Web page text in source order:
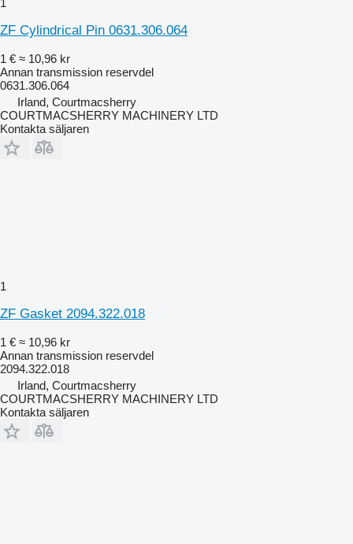
ZF Cylindrical Pin 0631.306.064
1 € ≈ 10,96 kr
Annan transmission reservdel
0631.306.064
Irland, Courtmacsherry
COURTMACSHERRY MACHINERY LTD
Kontakta säljaren
1
ZF Gasket 2094.322.018
1 € ≈ 10,96 kr
Annan transmission reservdel
2094.322.018
Irland, Courtmacsherry
COURTMACSHERRY MACHINERY LTD
Kontakta säljaren